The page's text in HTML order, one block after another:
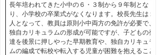
長年培われてきた小中の６・３制から９年制とな
り、小学校の卒業式がなくなります。校長先生は１
人となって、教員は原則小中両方の免許が必要で、
独自カリキュラムの形成が可能ですが、子どもの発
達を後景に押しやった早期教育や、独自カリキュラ
ムの編成で転校や転入する児童が困難を抱えること